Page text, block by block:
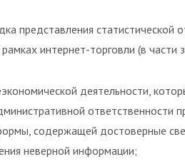
представления
интернет-торговли (в части
деятельности,
ответственности
содержащей достоверные
неверной информации;